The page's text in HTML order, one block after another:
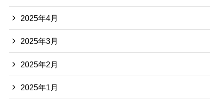
2025年4月
2025年3月
2025年2月
2025年1月